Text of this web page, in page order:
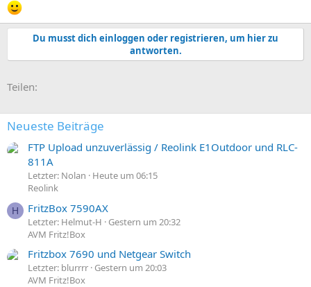
Du musst dich einloggen oder registrieren, um hier zu
antworten.
Teilen:
Neueste Beiträge
FTP Upload unzuverlässig / Reolink E1Outdoor und RLC-
811A
Letzter: Nolan
Heute um 06:15
Reolink
H FritzBox 7590AX
Letzter: Helmut-H
Gestern um 20:32
AVM Fritz!Box
Fritzbox 7690 und Netgear Switch
Letzter: blurrrr Gestern um 20:03
AVM Fritz!Box